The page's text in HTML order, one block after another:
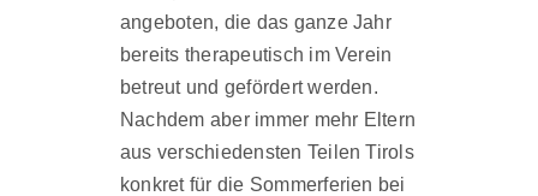
angeboten, die das ganze Jahr
bereits therapeutisch im Verein
betreut und gefördert werden.
Nachdem aber immer mehr Eltern
aus verschiedensten Teilen Tirols
konkret für die Sommerferien bei